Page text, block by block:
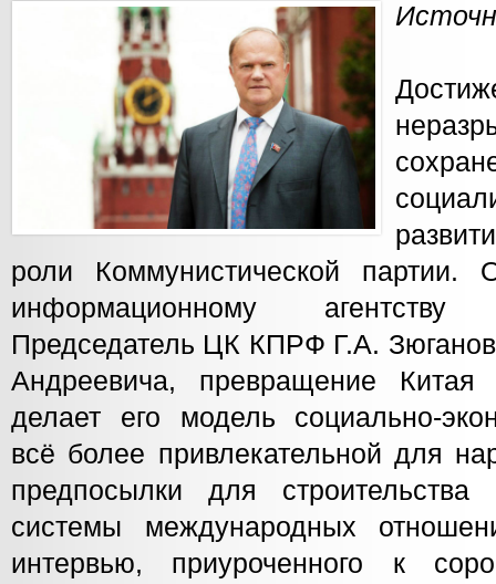
роли Коммунистической
информационному
Председатель ЦК КПРФ Г.А.
Андреевича, превращение
делает его модель социально-
всё более привлекательной для
предпосылки для строительства
системы международных
интервью, приуроченного к